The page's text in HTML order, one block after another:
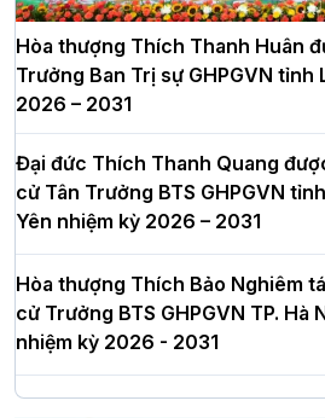
Hòa thượng Thích Thanh Huân
Trưởng Ban Trị sự GHPGVN tỉnh
2026 – 2031
Đại đức Thích Thanh Quang
cử Tân Trưởng BTS GHPGVN
Yên nhiệm kỳ 2026 – 2031
Hòa thượng Thích Bảo Nghiêm
cử Trưởng BTS GHPGVN TP. Hà
nhiệm kỳ 2026 - 2031
Hà Nội: Long trọng lễ khởi công